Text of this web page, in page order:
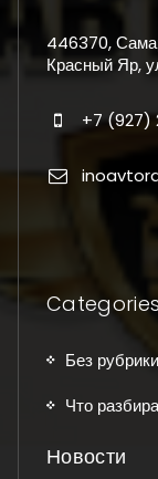
446370,
Красный Яр,
+7 (927)
Без рубрики
Что
Новости